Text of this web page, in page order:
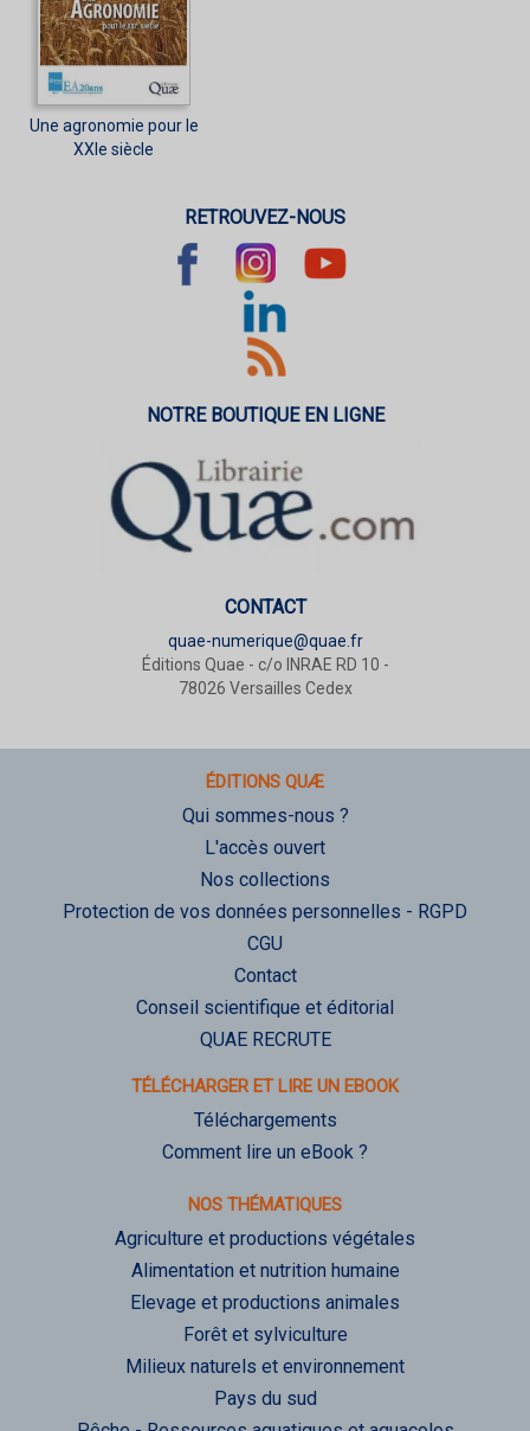
Une agronomie pour le
XXIe siècle
RETROUVEZ-NOUS
NOTRE BOUTIQUE EN LIGNE
CONTACT
quae-numerique@quae.fr
Éditions Quae - c/o INRAE RD 10 -
78026 Versailles Cedex
ÉDITIONS QUÆ
Qui sommes-nous ?
L'accès ouvert
Nos collections
Protection de vos données personnelles - RGPD
CGU
Contact
Conseil scientifique et éditorial
QUAE RECRUTE
TÉLÉCHARGER ET LIRE UN EBOOK
Téléchargements
Comment lire un eBook ?
NOS THÉMATIQUES
Agriculture et productions végétales
Alimentation et nutrition humaine
Elevage et productions animales
Forêt et sylviculture
Milieux naturels et environnement
Pays du sud